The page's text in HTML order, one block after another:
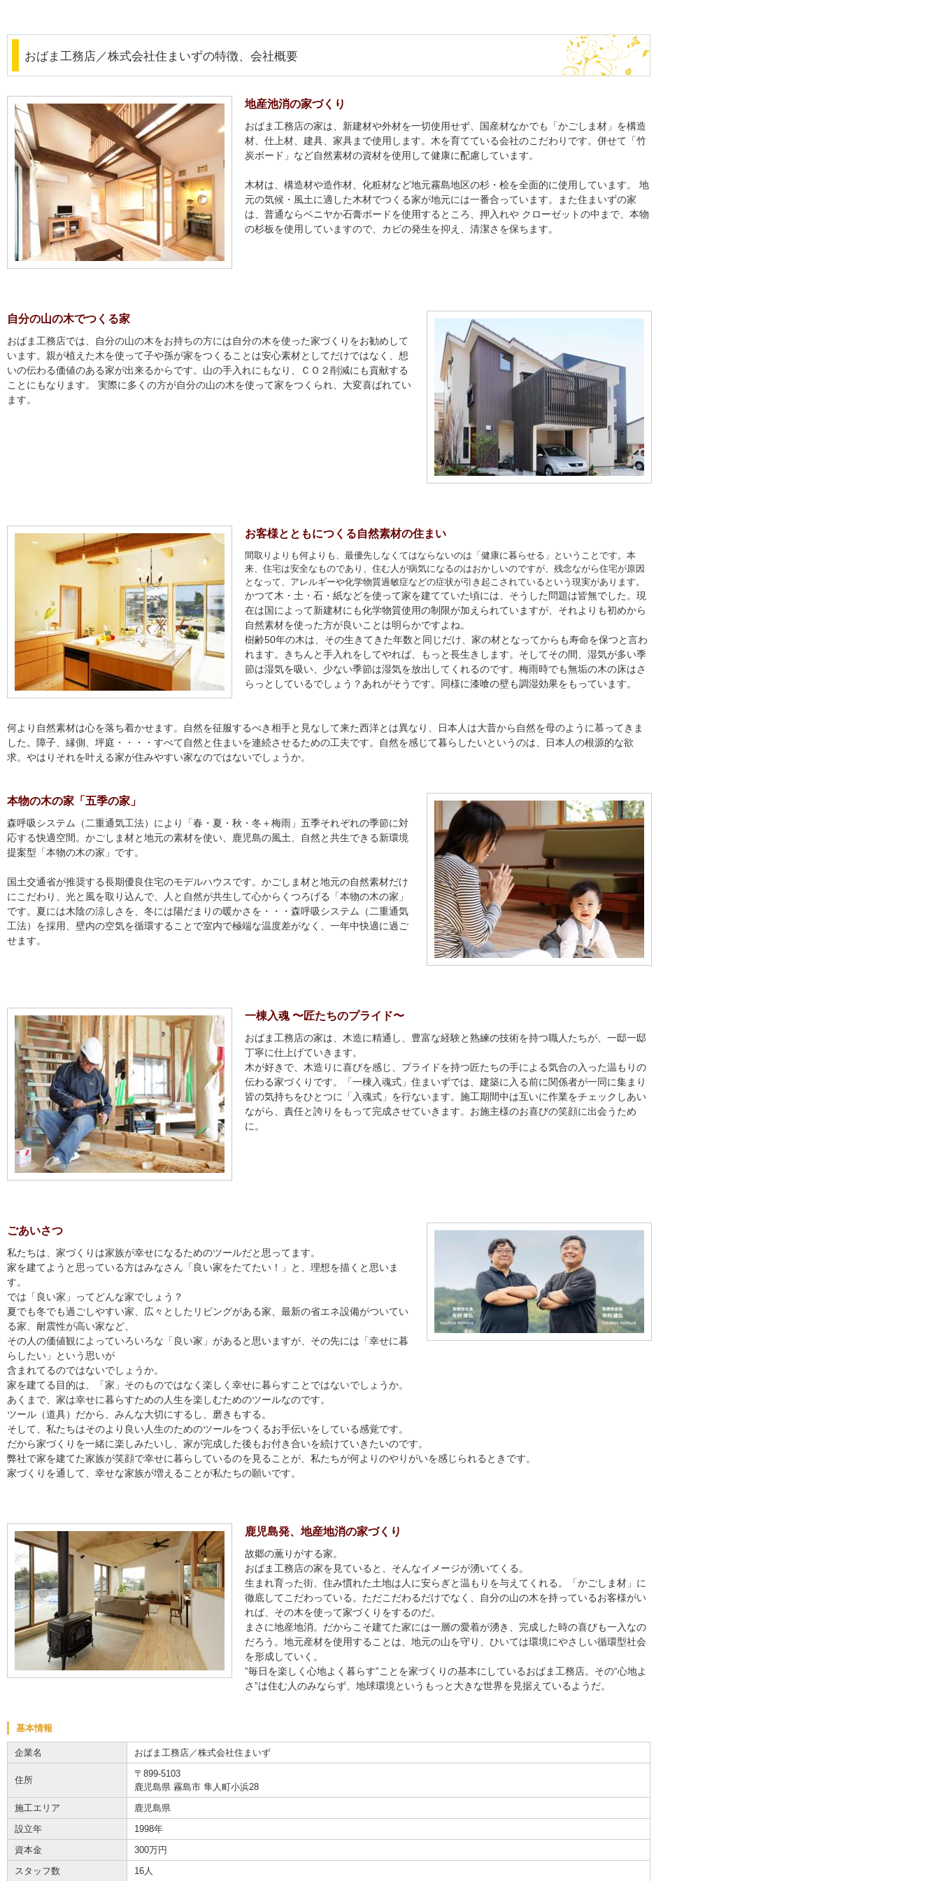
おばま工務店／株式会社住まいずの特徴、会社概要
地産池消の家づくり
おばま工務店の家は、新建材や外材を一切使用せず、国産材なかでも「かごしま材」を構造
材、仕上材、建具、家具まで使用します。木を育てている会社のこだわりです。併せて「竹
炭ボード」など自然素材の資材を使用して健康に配慮しています。
木材は、構造材や造作材、化粧材など地元霧島地区の杉・桧を全面的に使用しています。 地
元の気候・風土に適した木材でつくる家が地元には一番合っています。また住まいずの家
は、普通ならベニヤか石膏ボードを使用するところ、押入れや クローゼットの中まで、本物
の杉板を使用していますので、カビの発生を抑え、清潔さを保ちます。
自分の山の木でつくる家
おばま工務店では、自分の山の木をお持ちの方には自分の木を使った家づくりをお勧めして
います。親が植えた木を使って子や孫が家をつくることは安心素材としてだけではなく、想
いの伝わる価値のある家が出来るからです。山の手入れにもなり、ＣＯ２削減にも貢献する
ことにもなります。 実際に多くの方が自分の山の木を使って家をつくられ、大変喜ばれてい
ます。
お客様とともにつくる自然素材の住まい
間取りよりも何よりも、最優先しなくてはならないのは「健康に暮らせる」ということです。本
来、住宅は安全なものであり、住む人が病気になるのはおかしいのですが、残念ながら住宅が原因
となって、アレルギーや化学物質過敏症などの症状が引き起こされているという現実があります。
かつて木・土・石・紙などを使って家を建てていた頃には、そうした問題は皆無でした。現
在は国によって新建材にも化学物質使用の制限が加えられていますが、それよりも初めから
自然素材を使った方が良いことは明らかですよね。
樹齢50年の木は、その生きてきた年数と同じだけ、家の材となってからも寿命を保つと言わ
れます。きちんと手入れをしてやれば、もっと長生きします。そしてその間、湿気が多い季
節は湿気を吸い、少ない季節は湿気を放出してくれるのです。梅雨時でも無垢の木の床はさ
らっとしているでしょう？あれがそうです。同様に漆喰の壁も調湿効果をもっています。
何より自然素材は心を落ち着かせます。自然を征服するべき相手と見なして来た西洋とは異なり、日本人は大昔から自然を母のように慕ってきま
した。障子、縁側、坪庭・・・・すべて自然と住まいを連続させるための工夫です。自然を感じて暮らしたいというのは、日本人の根源的な欲
求。やはりそれを叶える家が住みやすい家なのではないでしょうか。
本物の木の家「五季の家」
森呼吸システム（二重通気工法）により「春・夏・秋・冬＋梅雨」五季それぞれの季節に対
応する快適空間。かごしま材と地元の素材を使い、鹿児島の風土、自然と共生できる新環境
提案型「本物の木の家」です。
国土交通省が推奨する長期優良住宅のモデルハウスです。かごしま材と地元の自然素材だけ
にこだわり、光と風を取り込んで、人と自然が共生して心からくつろげる「本物の木の家」
です。夏には木陰の涼しさを、冬には陽だまりの暖かさを・・・森呼吸システム（二重通気
工法）を採用、壁内の空気を循環することで室内で極端な温度差がなく、一年中快適に過ご
せます。
一棟入魂 〜匠たちのプライド〜
おばま工務店の家は、木造に精通し、豊富な経験と熟練の技術を持つ職人たちが、一邸一邸
丁寧に仕上げていきます。
木が好きで、木造りに喜びを感じ、プライドを持つ匠たちの手による気合の入った温もりの
伝わる家づくりです。「一棟入魂式」住まいずでは、建築に入る前に関係者が一同に集まり
皆の気持ちをひとつに「入魂式」を行ないます。施工期間中は互いに作業をチェックしあい
ながら、責任と誇りをもって完成させていきます。お施主様のお喜びの笑顔に出会うため
に。
ごあいさつ
私たちは、家づくりは家族が幸せになるためのツールだと思ってます。
家を建てようと思っている方はみなさん「良い家をたてたい！」と、理想を描くと思いま
す。
では「良い家」ってどんな家でしょう？
夏でも冬でも過ごしやすい家、広々としたリビングがある家、最新の省エネ設備がついてい
る家、耐震性が高い家など、
その人の価値観によっていろいろな「良い家」があると思いますが、その先には「幸せに暮
らしたい」という思いが
含まれてるのではないでしょうか。
家を建てる目的は、「家」そのものではなく楽しく幸せに暮らすことではないでしょうか。
あくまで、家は幸せに暮らすための人生を楽しむためのツールなのです。
ツール（道具）だから、みんな大切にするし、磨きもする。
そして、私たちはそのより良い人生のためのツールをつくるお手伝いをしている感覚です。
だから家づくりを一緒に楽しみたいし、家が完成した後もお付き合いを続けていきたいのです。
弊社で家を建てた家族が笑顔で幸せに暮らしているのを見ることが、私たちが何よりのやりがいを感じられるときです。
家づくりを通して、幸せな家族が増えることが私たちの願いです。
鹿児島発、地産地消の家づくり
故郷の薫りがする家。
おばま工務店の家を見ていると、そんなイメージが湧いてくる。
生まれ育った街、住み慣れた土地は人に安らぎと温もりを与えてくれる。「かごしま材」に
徹底してこだわっている。ただこだわるだけでなく、自分の山の木を持っているお客様がい
れば、その木を使って家づくりをするのだ。
まさに地産地消。だからこそ建てた家には一層の愛着が湧き、完成した時の喜びも一入なの
だろう。地元産材を使用することは、地元の山を守り、ひいては環境にやさしい循環型社会
を形成していく。
”毎日を楽しく心地よく暮らす”ことを家づくりの基本にしているおばま工務店。その“心地よ
さ”は住む人のみならず、地球環境というもっと大きな世界を見据えているようだ。
基本情報
企業名 おばま工務店／株式会社住まいず
住所
〒899-5103
鹿児島県 霧島市 隼人町小浜28
施工エリア
鹿児島県
設立年
1998年
資本金
300万円
スタッフ数
16人